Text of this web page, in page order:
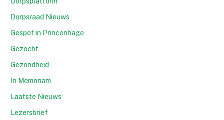
Dorpsraad Nieuws
Gespot in Princenhage
Gezocht
Gezondheid
In Memoriam
Laatste Nieuws
Lezersbrief